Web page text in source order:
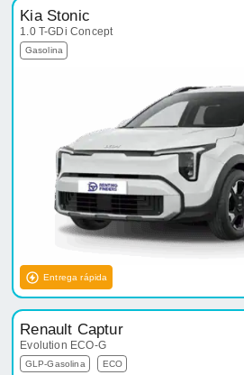
Kia Stonic
1.0 T-GDi Concept
Gasolina
Entrega rápida
Renault Captur
Evolution ECO-G
GLP-Gasolina ECO